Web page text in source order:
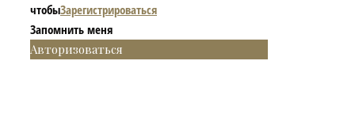
чтобыЗарегистрироваться
Запомнить меня
Авторизоваться